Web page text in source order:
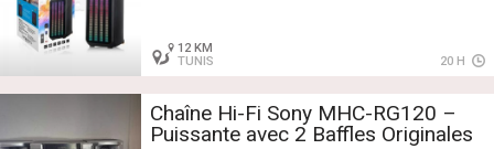
12 KM
TUNIS
20 H
Chaîne Hi-Fi Sony MHC-RG120 –
Puissante avec 2 Baffles Originales